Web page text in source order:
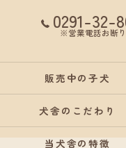
0291-32-
※営業電話お断り
販売中の子犬
犬舎のこだわり
当犬舎の特徴